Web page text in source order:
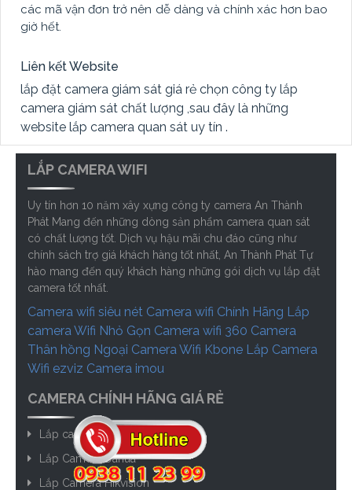
các mã vận đơn trở nên dễ dàng và chính xác hơn bao
giờ hết.
Liên kết Website
lắp đặt camera giám sát giá rẻ chọn công ty lắp
camera giám sát chất lượng ,sau đây là những
website lắp camera quan sát uy tín .
LẮP CAMERA WIFI
Uy tín hơn 10 năm xây xựng công ty camera An Thành
Phát Mang đến những dòng sản phẩm camera quan sát
có chất lượng tốt. Dịch vụ hậu mãi chu đáo cũng như
chính sách trợ giá khách hàng tốt nhất, An Thành Phát Tự
hào mang đến quý khách hàng những gói dịch vụ lắp đặt
camera tốt nhất.
Camera wifi siêu nét Camera wifi Chính Hãng Lắp
camera Wifi Nhỏ Gọn Camera wifi 360 Camera
Thân hồng Ngoại Camera Wifi Kbone Lắp Camera
Wifi ezviz Camera imou
CAMERA CHÍNH HÃNG GIÁ RẺ
Lắp camera kbvision
Lắp Camera Dahua
Lắp Camera Hikvision